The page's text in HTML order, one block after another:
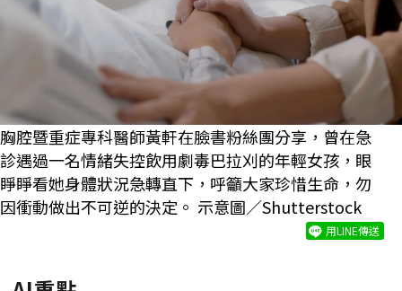
胸腔暨重症專科醫師黃軒在臉書粉絲團分享，曾在急
診遇過一名情緒失控飲用劇毒巴拉刈的年輕女孩，眼
睜睜看她身體狀況急轉直下，呼籲大家珍惜生命，勿
因衝動做出不可逆的決定。 示意圖／Shutterstock
用LINE傳送